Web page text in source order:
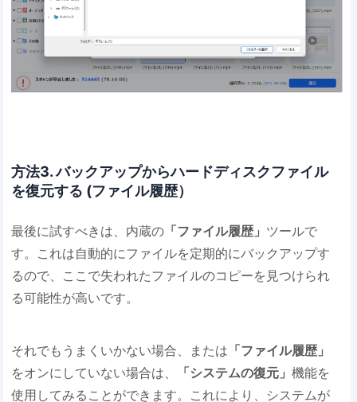
方法3. バックアップからハードディスクファイル
を復元する (ファイル履歴）
最後に試すべきは、内蔵の 「ファイル履歴」 ツールで
す。これは自動的にファイルを定期的にバックアップす
るので、ここで失われたファイルのコピーを見つけられ
る可能性が高いです。
それでもうまくいかない場合、または 「ファイル履歴」
をオンにしていない場合は、
「システムの復元」機能を
使用してみることができます。これにより、システムが